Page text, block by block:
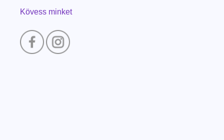
Kövess minket